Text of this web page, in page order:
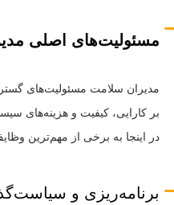
مسئولیت‌های اصلی
مدیران سلامت مسئولیت‌های
بر کارایی، کیفیت و هزینه‌های
در اینجا به برخی از مهم‌ترین
برنامه‌ریزی و